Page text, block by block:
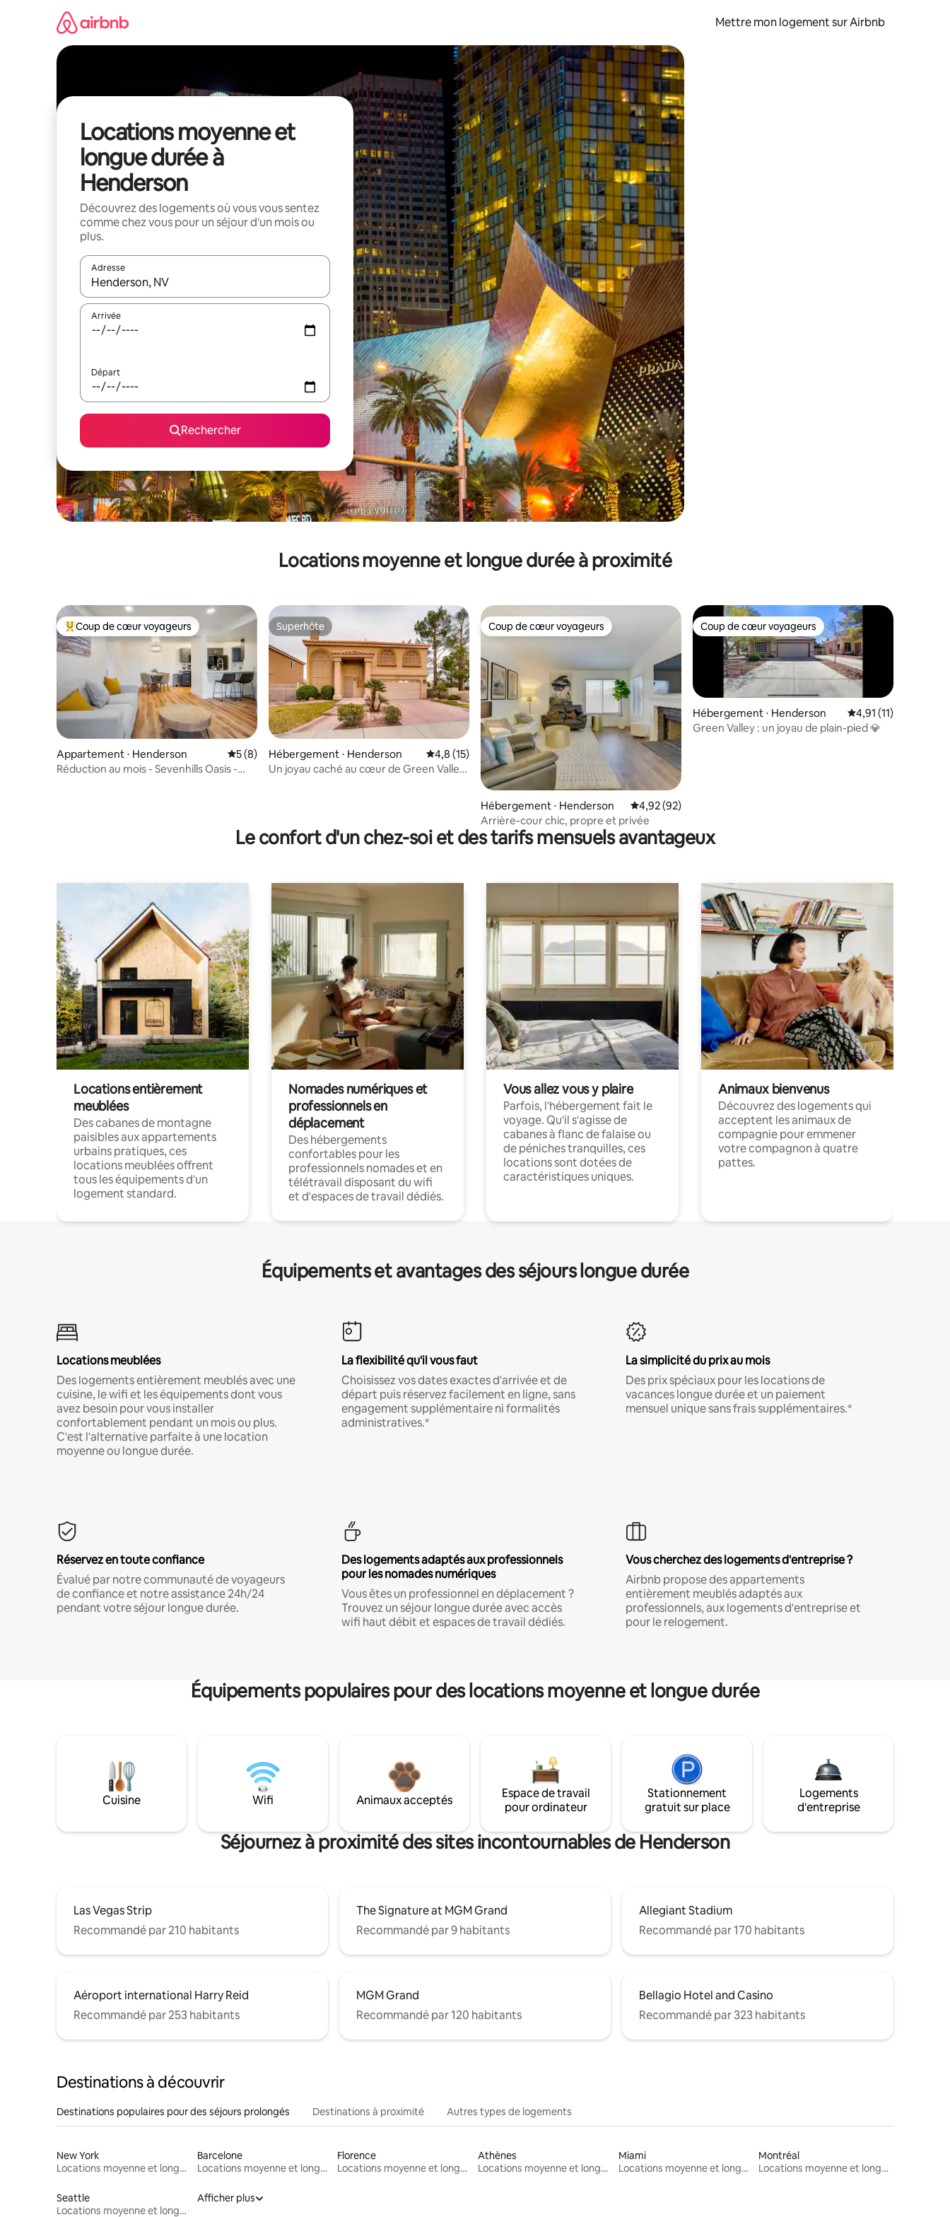
Mettre mon logement sur Airbnb
Locations moyenne et
longue durée à
Henderson
Découvrez des logements où vous vous sentez
comme chez vous pour un séjour d'un mois ou
plus.
Adresse
Lorsque les résultats s'affichent, utilisez les flèches vers le haut et vers le bas pour les parcourir ou en appuyant et en faisant glisser.
Arrivée
Départ
Rechercher
Locations moyenne et longue durée à proximité
Coups de cœur voyageurs les plus appréciés
Coup de cœur voyageurs
Appartement ⋅ Henderson Évaluation moyenne sur la base de 8 commentaires : 5 sur 5
5 (8)
Réduction au mois - Sevenhills Oasis -
Superhôte
Superhôte
Hébergement ⋅ Henderson Évaluation moyenne sur la base de 15 commentaires : 4,8 sur 5
4,8 (15)
Un joyau caché au cœur de Green Valley
Coup de cœur voyageurs
Coup de cœur voyageurs
Hébergement ⋅ Henderson Évaluation moyenne sur la base de 92 commentaires : 4,92 sur 5
4,92 (92)
Arrière-cour chic, propre et privée
Coup de cœur voyageurs
Coup de cœur voyageurs
Hébergement ⋅ Henderson Évaluation moyenne
4,91 (11)
Green Valley : un joyau de plain-pied 💎
Le confort d'un chez-soi et des tarifs mensuels avantageux
Locations entièrement
meublées
Des cabanes de montagne
paisibles aux appartements
urbains pratiques, ces
locations meublées offrent
tous les équipements d'un
logement standard.
Nomades numériques et
professionnels en
déplacement
Des hébergements
confortables pour les
professionnels nomades et en
télétravail disposant du wifi
et d'espaces de travail dédiés.
Vous allez vous y plaire
Parfois, l'hébergement fait le
voyage. Qu'il s'agisse de
cabanes à flanc de falaise ou
de péniches tranquilles, ces
locations sont dotées de
caractéristiques uniques.
Animaux bienvenus
Découvrez des logements qui
acceptent les animaux de
compagnie pour emmener
votre compagnon à quatre
pattes.
Équipements et avantages des séjours longue durée
Locations meublées
Des logements entièrement meublés avec une
cuisine, le wifi et les équipements dont vous
avez besoin pour vous installer
confortablement pendant un mois ou plus.
C'est l'alternative parfaite à une location
moyenne ou longue durée.
La flexibilité qu'il vous faut
Choisissez vos dates exactes d'arrivée et de
départ puis réservez facilement en ligne, sans
engagement supplémentaire ni formalités
administratives.*
La simplicité du prix au mois
Des prix spéciaux pour les locations de
vacances longue durée et un paiement
mensuel unique sans frais supplémentaires.*
Réservez en toute confiance
Évalué par notre communauté de voyageurs
de confiance et notre assistance 24h/24
pendant votre séjour longue durée.
Des logements adaptés aux professionnels
pour les nomades numériques
Vous êtes un professionnel en déplacement ?
Trouvez un séjour longue durée avec accès
wifi haut débit et espaces de travail dédiés.
Vous cherchez des logements d'entreprise ?
Airbnb propose des appartements
entièrement meublés adaptés aux
professionnels, aux logements d'entreprise et
pour le relogement.
Équipements populaires pour des locations moyenne et longue durée
Cuisine Wifi Animaux acceptés
Espace de travail
pour ordinateur
Stationnement
gratuit sur place
Logements
d'entreprise
Séjournez à proximité des sites incontournables de Henderson
Las Vegas Strip
Recommandé par 210 habitants
The Signature at MGM Grand
Recommandé par 9 habitants
Allegiant Stadium
Recommandé par 170 habitants
Aéroport international Harry Reid
Recommandé par 253 habitants
MGM Grand
Recommandé par 120 habitants
Bellagio Hotel and Casino
Recommandé par 323 habitants
Destinations à découvrir
Destinations populaires pour des séjours prolongés Destinations à proximité Autres types de logements
New York
Locations moyenne et longue durée
Barcelone
Locations moyenne et longue durée
Florence
Locations moyenne et longue durée
Athènes
Locations moyenne et longue durée
Miami
Locations moyenne et longue durée
Montréal
Locations moyenne et longue durée
Seattle
Locations moyenne et longue durée
Afficher plus